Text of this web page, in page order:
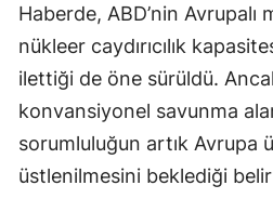
Haberde, ABD’nin
nükleer caydırıcılık
ilettiği de öne sürüldü.
konvansiyonel savunma
sorumluluğun artık Avrupa
üstlenilmesini beklediği